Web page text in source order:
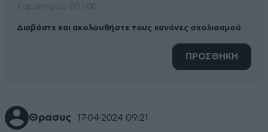
Διαβάστε και ακολουθήστε τους κανόνες σχολιασμού
ΠΡΟΣΘΗΚΗ
Θρασυς 17·04·2024 09:21